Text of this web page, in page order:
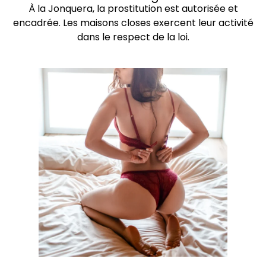
À la Jonquera, la prostitution est autorisée et
encadrée. Les maisons closes exercent leur activité
dans le respect de la loi.